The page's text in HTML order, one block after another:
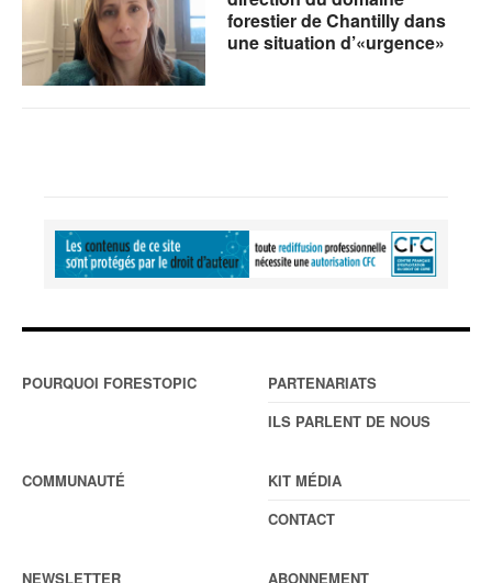
forestier de Chantilly dans
une situation d’«urgence»
POURQUOI FORESTOPIC
PARTENARIATS
ILS PARLENT DE NOUS
COMMUNAUTÉ
KIT MÉDIA
CONTACT
NEWSLETTER ABONNEMENT